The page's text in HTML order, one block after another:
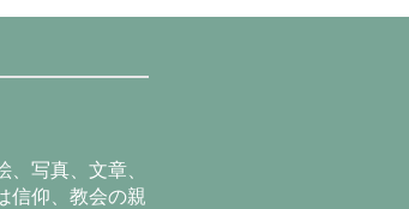
写真、文章、
信仰、教会の親